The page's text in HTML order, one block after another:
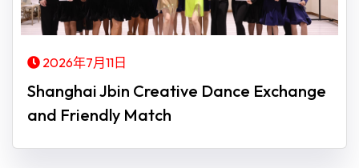
2026年7月11日
Shanghai Jbin Creative Dance Exchange
and Friendly Match